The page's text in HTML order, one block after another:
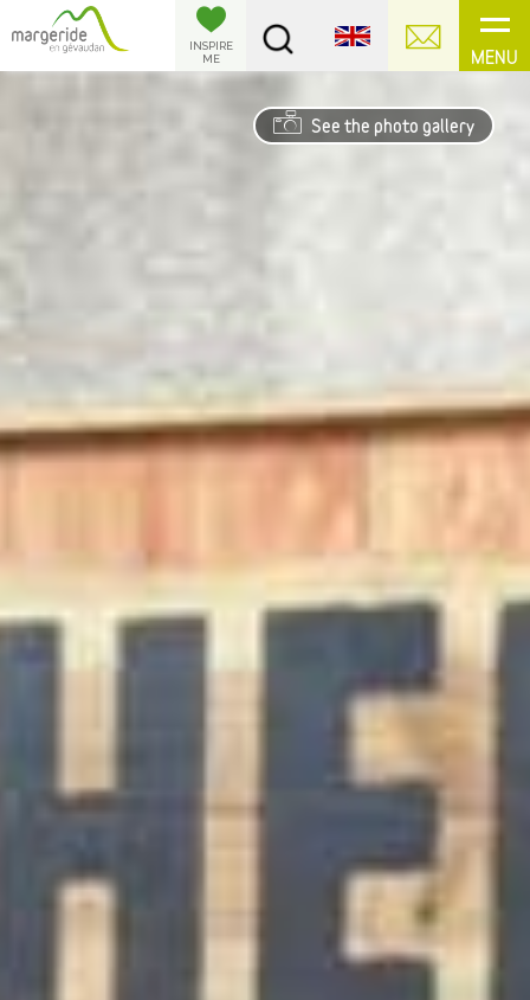
MENU
INSPIRE
ME
See the photo gallery
Cookies management panel